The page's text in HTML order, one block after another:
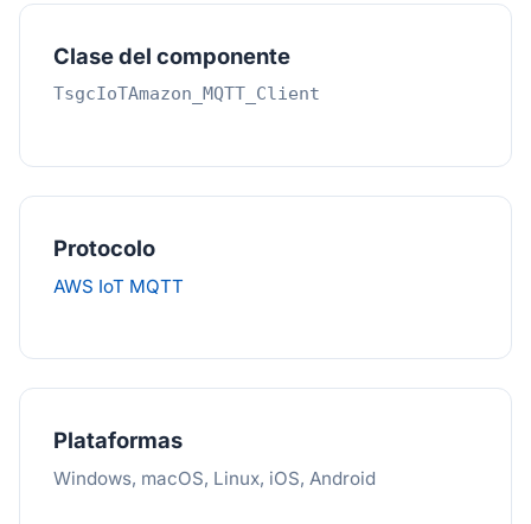
Clase del componente
TsgcIoTAmazon_MQTT_Client
Protocolo
AWS IoT MQTT
Plataformas
Windows, macOS, Linux, iOS, Android